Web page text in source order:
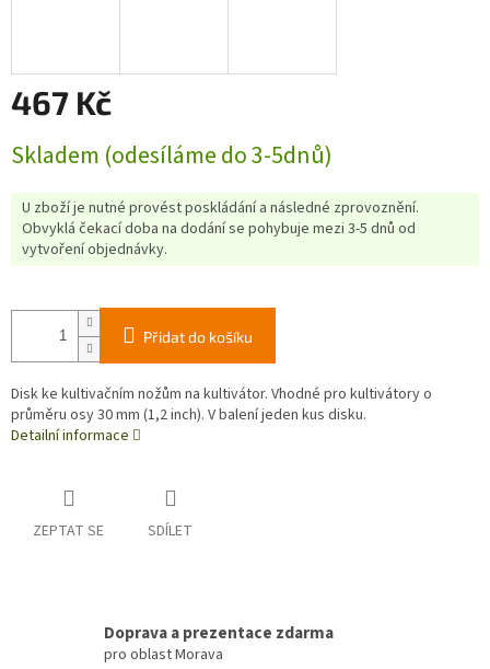
467 Kč
cena:
Skladem (odesíláme do 3-5dnů)
U zboží je nutné provést poskládání a následné zprovoznění.
Obvyklá čekací doba na dodání se pohybuje mezi 3-5 dnů od
vytvoření objednávky.
Přidat do košíku
Disk ke kultivačním nožům na kultivátor. Vhodné pro kultivátory o
průměru osy 30 mm (1,2 inch). V balení jeden kus disku.
Detailní informace
ZEPTAT SE SDÍLET
Doprava a prezentace zdarma
pro oblast Morava